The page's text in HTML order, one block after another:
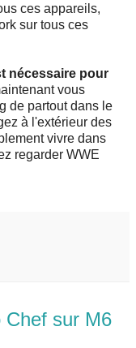
ces appareils,
sur tous ces
nécessaire pour
vous
de partout dans le
à l'extérieur des
vivre dans
regarder WWE
Chef sur M6